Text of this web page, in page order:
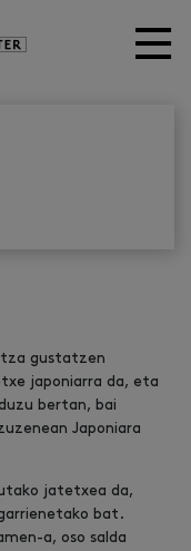
gustatzen
japoniarra da, eta
bertan, bai
Japoniara
jatetxea da,
bat.
a, oso salda